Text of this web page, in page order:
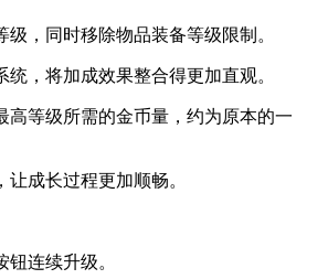
级，同时移除物品装备等级限制。
统，将加成效果整合得更加直观。
高等级所需的金币量，约为原本的一
让成长过程更加顺畅。
连续升级。